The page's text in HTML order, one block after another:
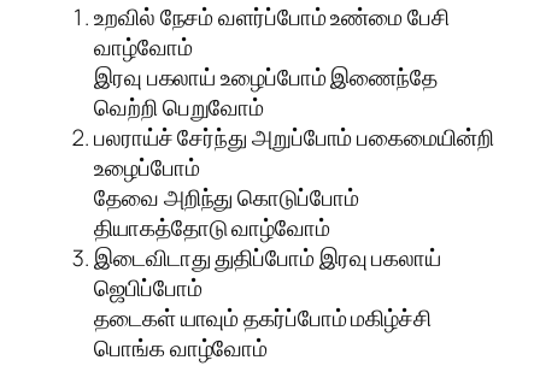
உறவில் நேசம் வளர்ப்போம் உண்மை பேசி
வாழ்வோம்
இரவு பகலாய் உழைப்போம் இணைந்தே
வெற்றி பெறுவோம்
பலராய்ச் சேர்ந்து அறுப்போம் பகைமையின்றி
உழைப்போம்
தேவை அறிந்து கொடுப்போம்
தியாகத்தோடு வாழ்வோம்
இடைவிடாது துதிப்போம் இரவு பகலாய்
ஜெபிப்போம்
தடைகள் யாவும் தகர்ப்போம் மகிழ்ச்சி
பொங்க வாழ்வோம்